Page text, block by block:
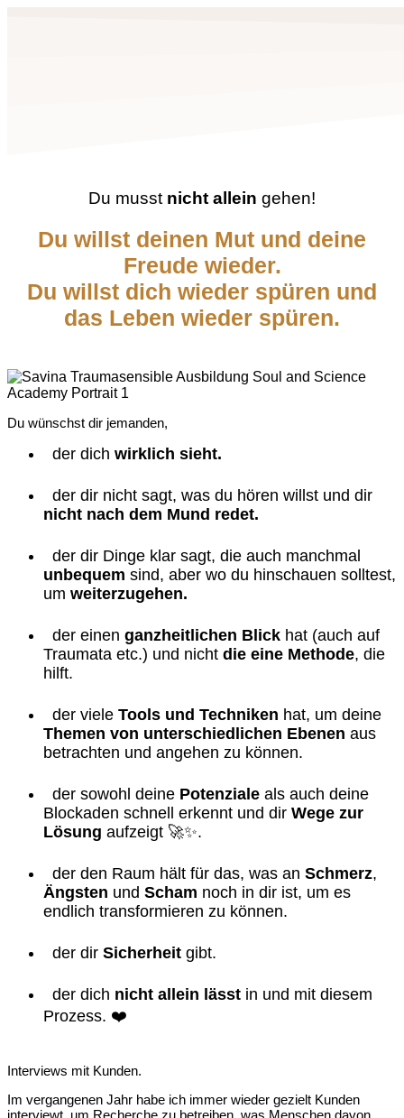
Du musst nicht allein gehen!
Du willst deinen Mut und deine
Freude wieder.
Du willst dich wieder spüren und
das Leben wieder spüren.
Du wünschst dir jemanden,
der dich wirklich sieht.
der dir nicht sagt, was du hören willst und dir
nicht nach dem Mund redet.
der dir Dinge klar sagt, die auch manchmal
unbequem sind, aber wo du hinschauen solltest,
um weiterzugehen.
der einen ganzheitlichen Blick hat (auch auf
Traumata etc.) und nicht die eine Methode, die
hilft.
der viele Tools und Techniken hat, um deine
Themen von unterschiedlichen Ebenen aus
betrachten und angehen zu können.
der sowohl deine Potenziale als auch deine
Blockaden schnell erkennt und dir Wege zur
Lösung aufzeigt 🚀✨.
der den Raum hält für das, was an Schmerz,
Ängsten und Scham noch in dir ist, um es
endlich transformieren zu können.
der dir Sicherheit gibt.
der dich nicht allein lässt in und mit diesem
Prozess. ❤️
Interviews mit Kunden.
Im vergangenen Jahr habe ich immer wieder gezielt Kunden
interviewt, um Recherche zu betreiben, was Menschen davon